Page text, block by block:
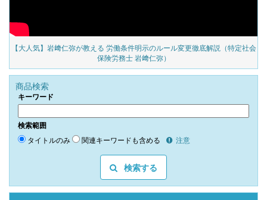
【大人気】岩﨑仁弥が教える 労働条件明示のルール変更徹底解説（特定社会
保険労務士 岩﨑仁弥）
商品検索
キーワード
検索範囲
タイトルのみ 関連キーワードも含める 注意
検索する